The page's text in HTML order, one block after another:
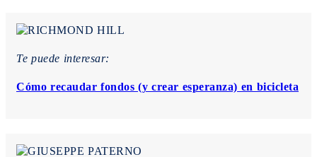
Te puede interesar:
Cómo recaudar fondos (y crear esperanza) en bicicleta